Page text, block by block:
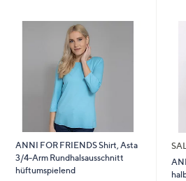
diese
anzuzeigen.
ANNI FOR FRIENDS Shirt, Asta
3/4-Arm Rundhalsausschnitt
hüftumspielend